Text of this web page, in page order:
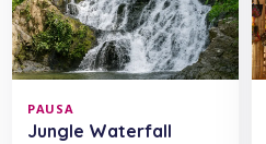
PAUSA
Jungle Waterfall